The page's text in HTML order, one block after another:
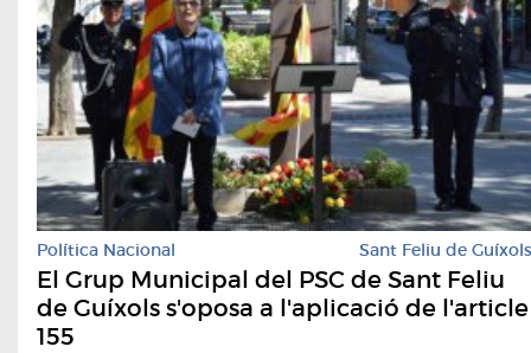
Política Nacional Sant Feliu de Guíxols
El Grup Municipal del PSC de Sant Feliu
de Guíxols s'oposa a l'aplicació de l'article
155